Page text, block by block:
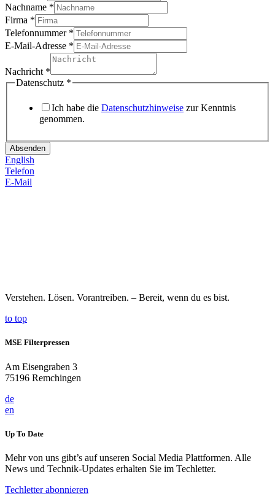
Datenschutz
Firma
E-
Mail-
Adresse
Nachname *
Firma *
Telefonnummer *
E-Mail-Adresse *
Nachricht *
Datenschutz *
Ich habe die Datenschutzhinweise zur Kenntnis
genommen.
Absenden
English
Telefon
E-Mail
Verstehen. Lösen. Vorantreiben. – Bereit, wenn du es bist.
to top
MSE Filterpressen
Am Eisengraben 3
75196 Remchingen
de
en
Up To Date
Mehr von uns gibt’s auf unseren Social Media Plattformen. Alle
News und Technik-Updates erhalten Sie im Techletter.
Techletter abonnieren